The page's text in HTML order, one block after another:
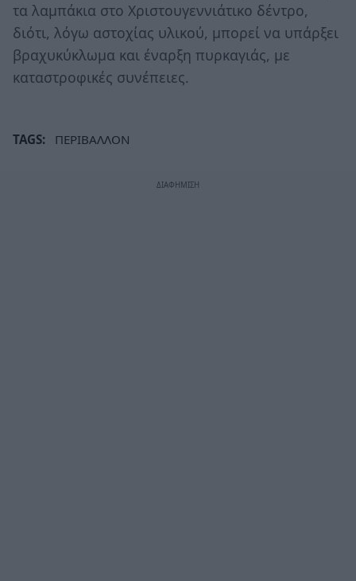
τα λαμπάκια στο Χριστουγεννιάτικο δέντρο,
διότι, λόγω αστοχίας υλικού, μπορεί να υπάρξει
βραχυκύκλωμα και έναρξη πυρκαγιάς, με
καταστροφικές συνέπειες.
TAGS: ΠΕΡΙΒΑΛΛΟΝ